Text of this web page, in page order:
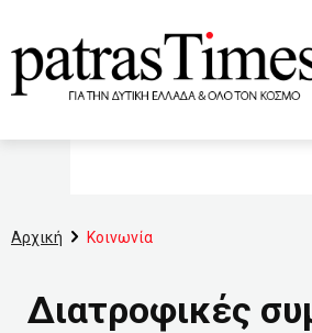
Αρχική Κοινωνία
Διατροφικές